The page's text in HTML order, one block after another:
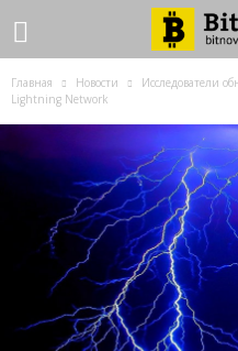
Главная Новости
Исследователи
Lightning Network